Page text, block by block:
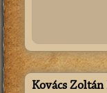
Kovács Zoltán